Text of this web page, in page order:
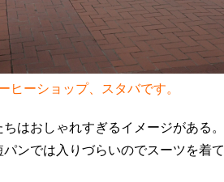
ヒーショップ、スタバです。
はおしゃれすぎるイメージがある。
ンでは入りづらいのでスーツを着て